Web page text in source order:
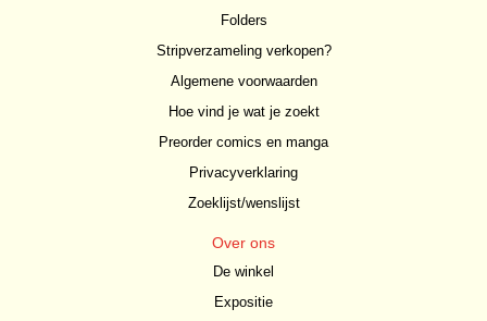
Folders
Stripverzameling verkopen?
Algemene voorwaarden
Hoe vind je wat je zoekt
Preorder comics en manga
Privacyverklaring
Zoeklijst/wenslijst
Over ons
De winkel
Expositie